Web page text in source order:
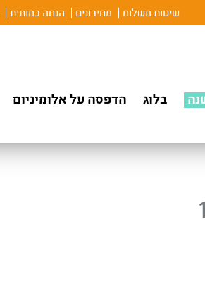
שיטות משלוח מחירונים הנחה כמותית
בלוג הדפסה על אלומיניום